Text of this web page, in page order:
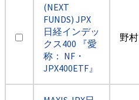
(NEXT
FUNDS) JPX
日経インデッ
クス400 『愛
称： NF・
JPX400ETF』
野村